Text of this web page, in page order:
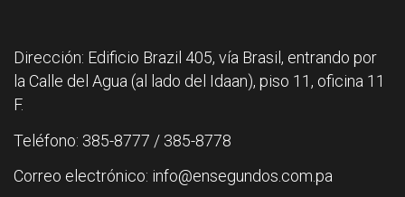
Dirección: Edificio Brazil 405, vía Brasil, entrando por
la Calle del Agua (al lado del Idaan), piso 11, oficina 11
F.
Teléfono: 385-8777 / 385-8778
Correo electrónico: info@ensegundos.com.pa